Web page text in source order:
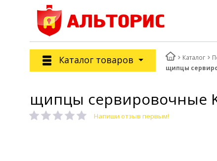
Каталог товаров Каталог
щипцы
щипцы сервировочные
Напиши отзыв первым!